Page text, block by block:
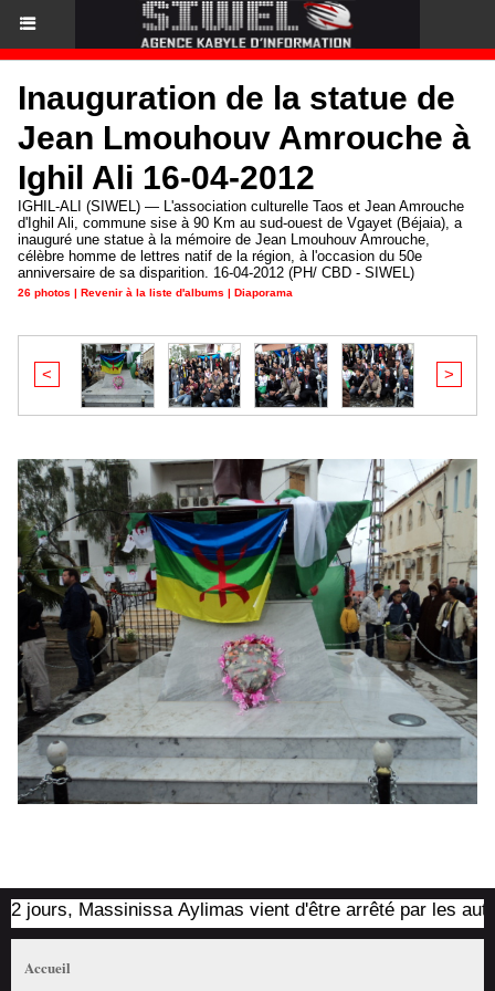
Inauguration de la statue de
Jean Lmouhouv Amrouche à
Ighil Ali 16-04-2012
IGHIL-ALI (SIWEL) — L'association culturelle Taos et Jean Amrouche
d'Ighil Ali, commune sise à 90 Km au sud-ouest de Vgayet (Béjaia), a
inauguré une statue à la mémoire de Jean Lmouhouv Amrouche,
célèbre homme de lettres natif de la région, à l'occasion du 50e
anniversaire de sa disparition. 16-04-2012 (PH/ CBD - SIWEL)
26 photos | Revenir à la liste d'albums | Diaporama
< >
jours, Massinissa Aylimas vient d'être arrêté par les
Accueil